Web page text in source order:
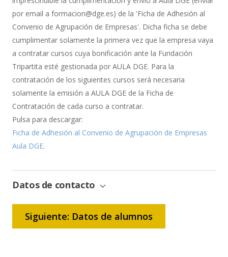
por email a formacion@dge.es) de la 'Ficha de Adhesión al
Convenio de Agrupación de Empresas'. Dicha ficha se debe
cumplimentar solamente la primera vez que la empresa vaya
a contratar cursos cuya bonificación ante la Fundación
Tripartita esté gestionada por AULA DGE. Para la
contratación de los siguientes cursos será necesaria
solamente la emisión a AULA DGE de la Ficha de
Contratación de cada curso a contratar.
Pulsa para descargar:
Ficha de Adhesión al Convenio de Agrupación de Empresas
Aula DGE.
Datos de contacto
Siguiente: Datos de alumnos